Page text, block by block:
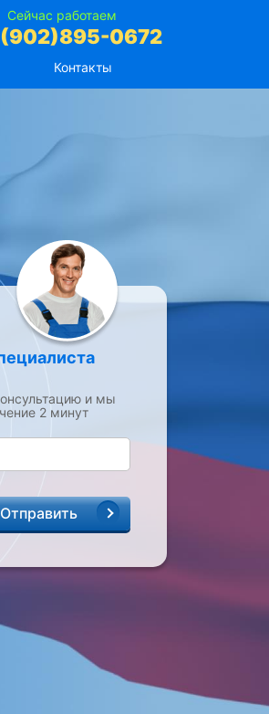
Сейчас работаем
0672
Контакты
и мы
2 минут
Отправить